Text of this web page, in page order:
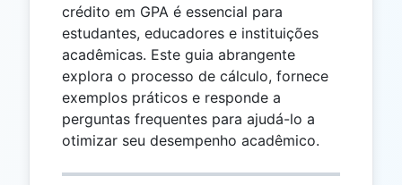
crédito em GPA é essencial para
estudantes, educadores e instituições
acadêmicas. Este guia abrangente
explora o processo de cálculo, fornece
exemplos práticos e responde a
perguntas frequentes para ajudá-lo a
otimizar seu desempenho acadêmico.